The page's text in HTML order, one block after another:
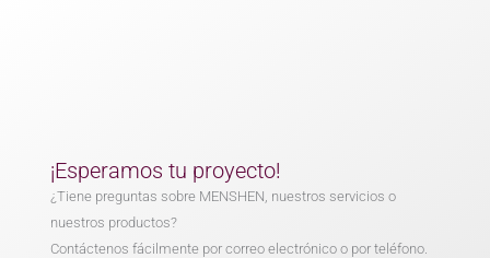
¡Esperamos tu proyecto!
¿Tiene preguntas sobre MENSHEN, nuestros servicios o
nuestros productos?
Contáctenos fácilmente por correo electrónico o por teléfono.